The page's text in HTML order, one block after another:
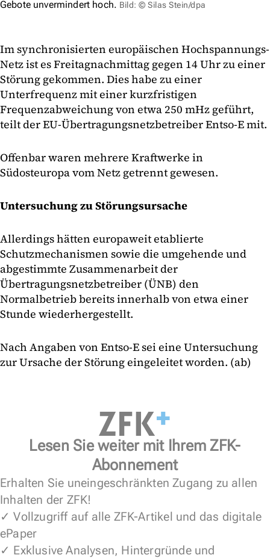
Gebote unvermindert hoch. Bild: © Silas Stein/dpa
Im synchronisierten europäischen Hochspannungs-
Netz ist es Freitagnachmittag gegen 14 Uhr zu einer
Störung gekommen. Dies habe zu einer
Unterfrequenz mit einer kurzfristigen
Frequenzabweichung von etwa 250 mHz geführt,
teilt der EU-Übertragungsnetzbetreiber Entso-E mit.
Offenbar waren mehrere Kraftwerke in
Südosteuropa vom Netz getrennt gewesen.
Untersuchung zu Störungsursache
Allerdings hätten europaweit etablierte
Schutzmechanismen sowie die umgehende und
abgestimmte Zusammenarbeit der
Übertragungsnetzbetreiber (ÜNB) den
Normalbetrieb bereits innerhalb von etwa einer
Stunde wiederhergestellt.
Nach Angaben von Entso-E sei eine Untersuchung
zur Ursache der Störung eingeleitet worden. (ab)
Lesen Sie weiter mit Ihrem ZFK-
Abonnement
Erhalten Sie uneingeschränkten Zugang zu allen
Inhalten der ZFK!
✓ Vollzugriff auf alle ZFK-Artikel und das digitale
ePaper
✓ Exklusive Analysen, Hintergründe und